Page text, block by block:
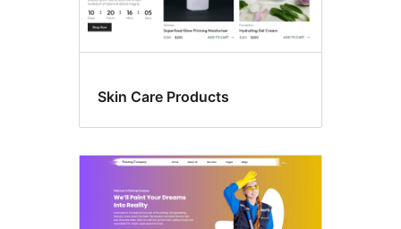
Skin Care Products